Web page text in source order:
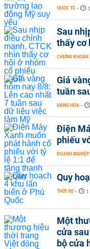
QUỐC TẾ -
Sau
thấy cơ
CHỨNG KHOÁN
Giá
tuần
HÀNG HÓA -
Điện
phiếu
DOANH NGHIỆP
Quy
THỜI SỰ -
Một
cửa
bộ cửa